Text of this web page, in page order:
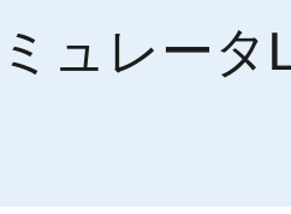
ュレー